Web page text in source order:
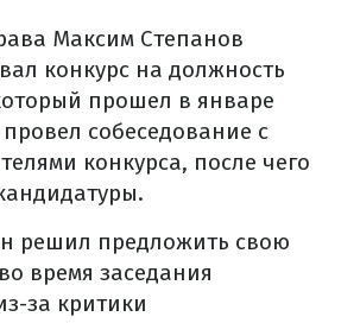
Максим Степанов
конкурс на должность
прошел в январе
собеседование с
конкурса, после чего
решил предложить свою
время заседания
за критики